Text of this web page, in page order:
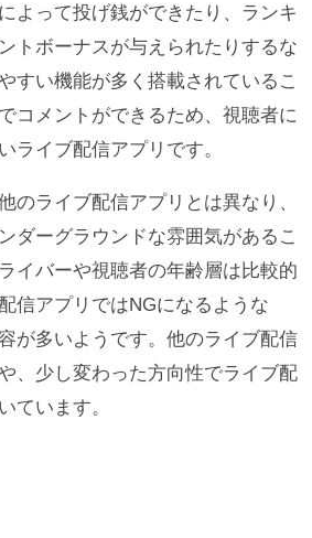
よって投げ銭ができたり、ランキ
トボーナスが与えられたりするな
すい機能が多く搭載されているこ
コメントができるため、視聴者に
ライブ配信アプリです。
のライブ配信アプリとは異なり、
ダーグラウンドな雰囲気があるこ
イバーや視聴者の年齢層は比較的
信アプリではNGになるような
が多いようです。他のライブ配信
、少し変わった方向性でライブ配
ています。